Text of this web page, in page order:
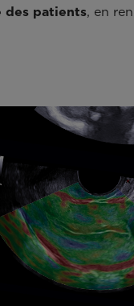
des patients, en